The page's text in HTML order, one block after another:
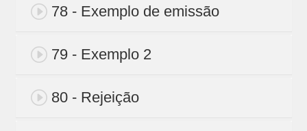
78 - Exemplo de emissão
79 - Exemplo 2
80 - Rejeição